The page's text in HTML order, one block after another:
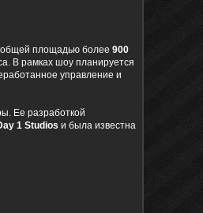
площадью более 900
В рамках шоу планируется
управление и
Ее разработкой
1 Studios и была известна